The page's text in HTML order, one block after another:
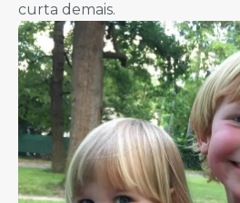
curta demais.